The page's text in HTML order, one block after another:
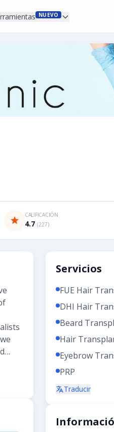
NUEVO
CALIFICACIÓN
4.7 (227)
Servicios
FUE Hair
DHI Hair
Beard
Hair
Eyebrow
PRP
Traducir